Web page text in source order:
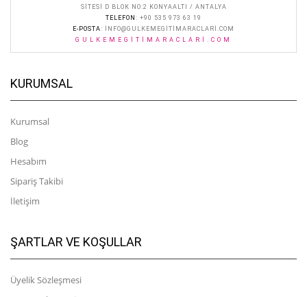
SITESI D BLOK NO:2 KONYAALTI / ANTALYA
TELEFON : +90 535 973 63 19
E-POSTA:
INFO@GULKEMEGITIMARACLARI.COM
GULKEMEGITIMARACLARI.COM
KURUMSAL
Kurumsal
Blog
Hesabım
Sipariş Takibi
İletişim
ŞARTLAR VE KOŞULLAR
Üyelik Sözleşmesi